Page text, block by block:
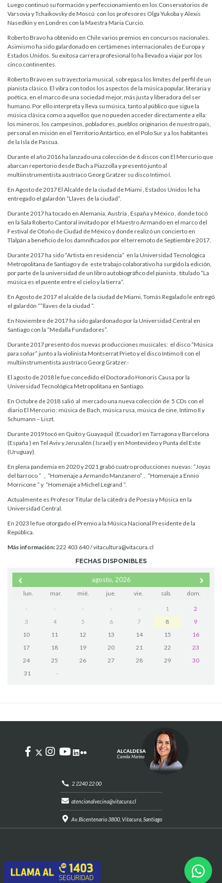
Luego continuó su formación y perfeccionamiento en los Conservatorios de
Varsovia y Tchaikovsky de Moscú con los profesores Olga Yukoba y Alexis
Nasedkin y en Londres con la Maestra Maria Curcio.
Roberto Bravo ha obtenido en Chile varios premios en concursos nacionales.
Asimismo ha sido galardonado en certámenes internacionales de Europa y
Estados Unidos. Su exitosa carrera profesional lo ha llevado a viajar por los
cinco continentes.
Roberto Bravo en su trayectoria musical, sobrepasa los límites del perfil de un
pianista clásico. El vibra con todos los aspectos de la música popular, literaria y
poética, en el marco de una sociedad mejor, más justa y liberadora del ser
humano. Por ello interpreta y lleva su música, tanto al público que sigue la
música clásica como a aquellos que no pueden acceder directamente a ella:
los mineros, los campesinos, pobladores, pueblos originarios de nuestro país,
personal en misión en el Territorio Antártico, en el Polo Sur y a los habitantes
de la Isla de Pascua.
Durante el año 2016 ha lanzado una colección de 6 discos con El Mercurio que
abarcan repertorio desde Bach a Piazzolla y presentó junto al
multiinstrumentista austríaco Georg Gratzer su disco Intimo I.
En Agosto de 2017 El Alcalde de la ciudad de Miami , Estados Unidos le ha
entregado el galardón “Llaves de la ciudad”.
Durante 2017 ha tocado en Alemania, Austria , España y México , donde tocó
en la Sala Roberto Cantoral invitado por el Maestro Armando en el marco del
Festival de Otoño de Ciudad de México y donde realizó un concierto en
Tlalpán a beneficio de los damnificados por el terremoto de Septiembre 2017.
Durante 2017 ha sido “Artista en residencia” en la Universidad Tecnológica
Metropolitana de Santiago y de este trabajo colaborativo ha surgido la edición,
por parte de la universidad de un libro autobiográfico del pianista , titulado “La
música es el puente entre el cielo y la tierra”.
En Agosto de 2017 el alcalde de la ciudad de Miami, Tomás Regalado le entregó
el galardón “”llaves de la ciudad “.
En Noviembre de 2017 ha sido galardonado por la Universidad Central en
Santiago con la “Medalla Fundadores”.
Durante 2017 presentó dos nuevas producciones musicales: el disco “Música
para soñar” junto a la violinista Montserrat Prieto y el disco Intimo II con el
multiinstrumentista austríaco Georg Gratzer.-
El agosto de 2018 le fue concedido el Doctorado Honoris Causa por la
Universidad Tecnológica Metropolitana en Santiago.
En Octubre de 2018 salió al mercado una nueva colección de 5 CDs con el
diario El Mercurio : música de Bach, música rusa, música de cine, Intimo II y
Schumann – Liszt.
Durante 2019 tocó en Quito y Guayaquil (Ecuador) en Tarragona y Barcelona
(España ) en Tel Aviv y Jerusalén ( Israel) y en Montevideo y Punta del Este
(Uruguay).
En plena pandemia en 2020 y 2021 grabó cuatro producciones nuevas: “Joyas
del barroco “ , “Homenaje a Armando Manzanero” , “Homenaje a Ennio
Morricone “ y “Homenaje a Michel Legrand “.
Actualmente es Profesor Titular de la cátedra de Poesía y Música en la
Universidad Central.
En 2023 le fue otorgado el Premio a la Música Nacional Presidente de la
República.
Más información:222 403 640 / vitacultura@vitacura.cl
FECHAS DISPONIBLES
agosto, 2026
lun. mar. mié. jue. vie. sáb. dom.
- - - - - 1
2
3
4 5 6 7 8
9
10
11 12 13 14 15
16
17
18 19 20 21 22
23
24
25 26 27 28 29
30
31
-
2 2240 22 00
atencionalvecino@vitacura.cl
Av. Bicentenario 3800, Vitacura, Santiago
ALCALDESA
Camila Merino